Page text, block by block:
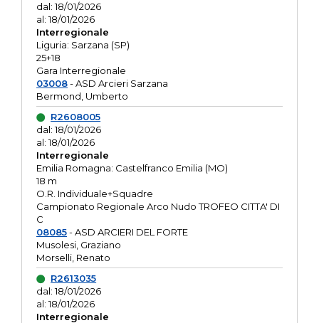
dal: 18/01/2026
al: 18/01/2026
Interregionale
Liguria: Sarzana (SP)
25+18
Gara Interregionale
03008- ASD Arcieri Sarzana
Bermond, Umberto
R2608005
dal: 18/01/2026
al: 18/01/2026
Interregionale
Emilia Romagna: Castelfranco Emilia (MO)
18 m
O.R. Individuale+Squadre
Campionato Regionale Arco Nudo TROFEO CITTA' DI
C
08085- ASD ARCIERI DEL FORTE
Musolesi, Graziano
Morselli, Renato
R2613035
dal: 18/01/2026
al: 18/01/2026
Interregionale